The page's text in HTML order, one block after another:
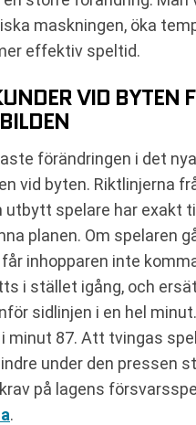
maskningen, öka
effektiv speltid.
VID BYTEN
förändringen i det
vid byten. Riktlinjerna
utbytt spelare har exakt
planen. Om spelaren
inhopparen inte
i stället igång, och
sidlinjen i en hel
minut 87. Att tvingas
under den pressen
på lagens
.